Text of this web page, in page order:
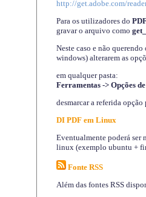
http://get.adobe.com/
Para os utilizadores do
gravar o arquivo como
Neste caso e não
windows) alterarem as
em qualquer pasta:
Ferramentas -> Opções
desmarcar a referida
DI PDF em Linux
Eventualmente poderá ser
linux (exemplo ubuntu +
Fonte RSS
Além das fontes RSS